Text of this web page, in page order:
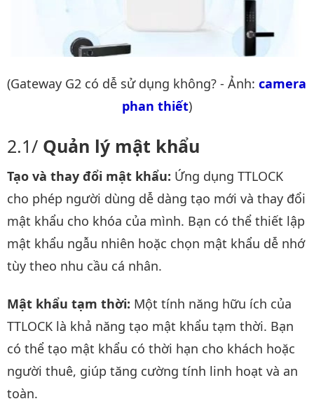
(Gateway G2 có dễ sử dụng không? - Ảnh: camera
phan thiết)
Quản lý mật khẩu
Tạo và thay đổi mật khẩu: Ứng dụng TTLOCK
cho phép người dùng dễ dàng tạo mới và thay đổi
mật khẩu cho khóa của mình. Bạn có thể thiết lập
mật khẩu ngẫu nhiên hoặc chọn mật khẩu dễ nhớ
tùy theo nhu cầu cá nhân.
Mật khẩu tạm thời: Một tính năng hữu ích của
TTLOCK là khả năng tạo mật khẩu tạm thời. Bạn
có thể tạo mật khẩu có thời hạn cho khách hoặc
người thuê, giúp tăng cường tính linh hoạt và an
toàn.